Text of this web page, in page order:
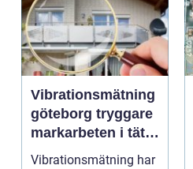
Vibrationsmätning
göteborg tryggare
markarbeten i tät
stadsmiljö
Vibrationsmätning har